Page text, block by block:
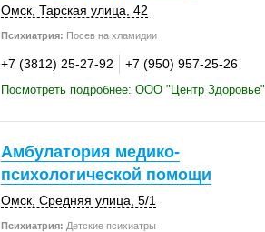
Омск, Тарская улица, 42
Психиатрия: Посев на хламидии
+7 (3812) 25-27-92 +7 (950) 957-25-26
Посмотреть подробнее: ООО "Центр Здоровье"
Амбулатория медико-
психологической помощи
Омск, Средняя улица 5/1
Психиатрия: Детские психиатры